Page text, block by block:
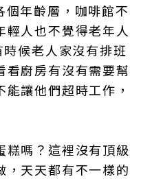
年齡層，咖啡館不
人也不覺得老年人
候老人家沒有排班
看廚房有沒有需要幫
讓他們超時工作，
糕嗎？這裡沒有頂級
，天天都有不一樣的